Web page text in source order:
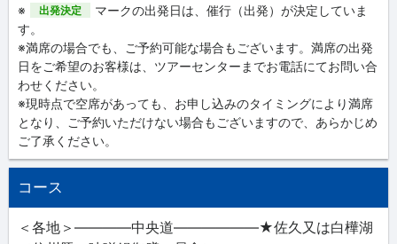
※
出発決定
マークの出発日は、催行（出発）が決定していま
す。
※満席の場合でも、ご予約可能な場合もございます。満席の出発
日をご希望のお客様は、ツアーセンターまでお電話にてお問い合
わせください。
※現時点で空席があっても、お申し込みのタイミングにより満席
となり、ご予約いただけない場合もございますので、あらかじめ
ご了承ください。
コース
＜各地＞――――中央道――――――★佐久又は白樺湖